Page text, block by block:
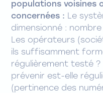
populations voisines
concernées : Le
dimensionné :
Les opérateurs
ils suffisamment
régulièrement testé ?
prévenir est-elle
(pertinence des